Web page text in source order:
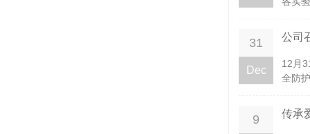
31
Dec
公司
12月
全防
9 传承